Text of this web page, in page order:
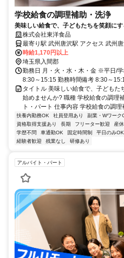
学校給食の調理補助・洗浄
美味しい給食で、子どもたちを笑顔に
か?株式会社東洋食品
最寄り駅 武州唐沢駅 アク
時給1,170円以上
埼玉県入間郡
勤務日 月・火・水・木・金 ※平日/
8:30～15:15 勤務時間備考 8:30～
タイトル 美味しい給食で、子どもた
始めませんか? 職種 学校給食の調理
ト・パート 仕事内容 学校給食の調
扶養内勤務OK 社員登用あり 副業・Wワーク
資格取得支援あり
長期 フリーター歓迎 産
学歴不問
車通勤OK 固定時間制 平日のみOK
経験者歓迎
残業なし 研修あり
アルバイト・パート